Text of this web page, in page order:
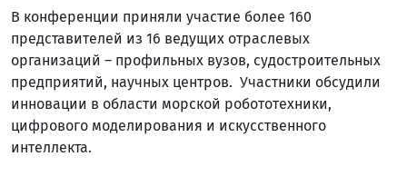
В конференции приняли участие более 160
представителей из 16 ведущих отраслевых
организаций – профильных вузов, судостроительных
предприятий, научных центров. Участники обсудили
инновации в области морской робототехники,
цифрового моделирования и искусственного
интеллекта.